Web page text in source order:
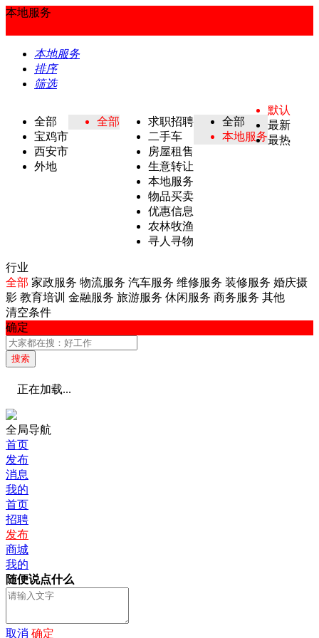
本地服务
本地服务
排序
筛选
全部
宝鸡市
西安市
外地
全部
求职招聘
二手车
房屋租售
生意转让
本地服务
物品买卖
优惠信息
农林牧渔
寻人寻物
全部
本地服务
默认
最新
最热
行业
全部 家政服务 物流服务 汽车服务 维修服务 装修服务 婚庆摄
影 教育培训 金融服务 旅游服务 休闲服务 商务服务 其他
清空条件
确定
搜索
正在加载...
全局导航
首页
发布
消息
我的
首页
招聘
发布
商城
我的
随便说点什么
取消 确定